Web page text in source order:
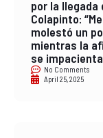
por la llegada
Colapinto: “Me
molestó un
mientras la
se impacienta
No Comments
April 25, 2025